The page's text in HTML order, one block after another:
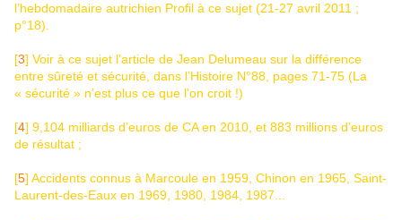
l’hebdomadaire autrichien Profil à ce sujet (21-27 avril 2011 ;
p°18).
[3] Voir à ce sujet l’article de Jean Delumeau sur la différence
entre sûreté et sécurité, dans l’Histoire N°88, pages 71-75 (La
« sécurité » n’est plus ce que l’on croit !)
[4] 9,104 milliards d’euros de CA en 2010, et 883 millions d’euros
de résultat ;
[5] Accidents connus à Marcoule en 1959, Chinon en 1965, Saint-
Laurent-des-Eaux en 1969, 1980, 1984, 1987...